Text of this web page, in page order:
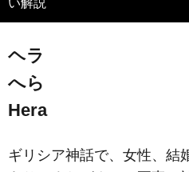
い解説
ヘラ
へら
Hera
ギリシア神話で、女性、結